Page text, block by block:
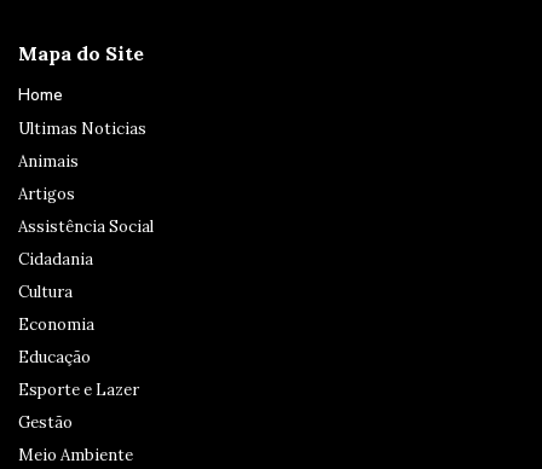
Mapa do Site
Home
Ultimas Noticias
Animais
Artigos
Assistência Social
Cidadania
Cultura
Economia
Educação
Esporte e Lazer
Gestão
Meio Ambiente